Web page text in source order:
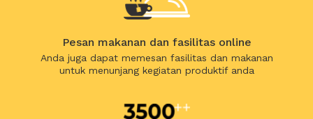
Pesan makanan dan fasilitas online
Anda juga dapat memesan fasilitas dan makanan
untuk menunjang kegiatan produktif anda